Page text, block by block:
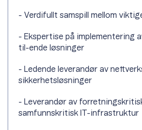
- Verdifullt samspill mellom
- Ekspertise på implementering
til-ende løsninger
- Ledende leverandør av
sikkerhetsløsninger
- Leverandør av
samfunnskritisk IT-infrastruktur